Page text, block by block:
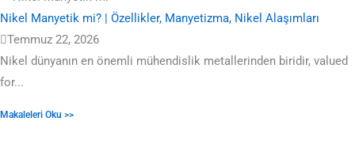
Nikel Manyetik mi? | Özellikler, Manyetizma, Nikel Alaşımları
Temmuz 22, 2026
Nikel dünyanın en önemli mühendislik metallerinden biridir, valued
for...
Makaleleri Oku >>